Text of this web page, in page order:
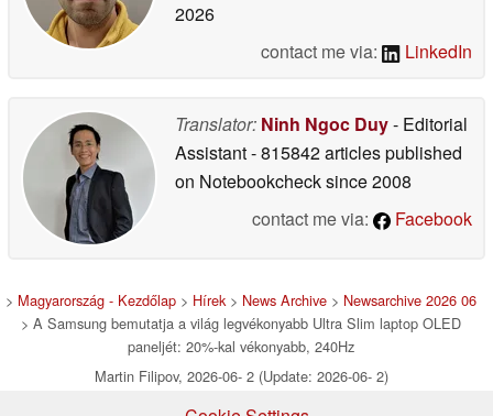
2026
contact me via:
LinkedIn
Translator: Ninh Ngoc Duy- Editorial
Assistant- 815842 articles published
on Notebookchecksince 2008
contact me via:
Facebook
> Magyarország - Kezdőlap > Hírek> News Archive > Newsarchive 2026 06
> A Samsung bemutatja a világ legvékonyabb Ultra Slim laptop OLED
paneljét: 20%-kal vékonyabb, 240Hz
Martin Filipov, 2026-06- 2 (Update: 2026-06- 2)